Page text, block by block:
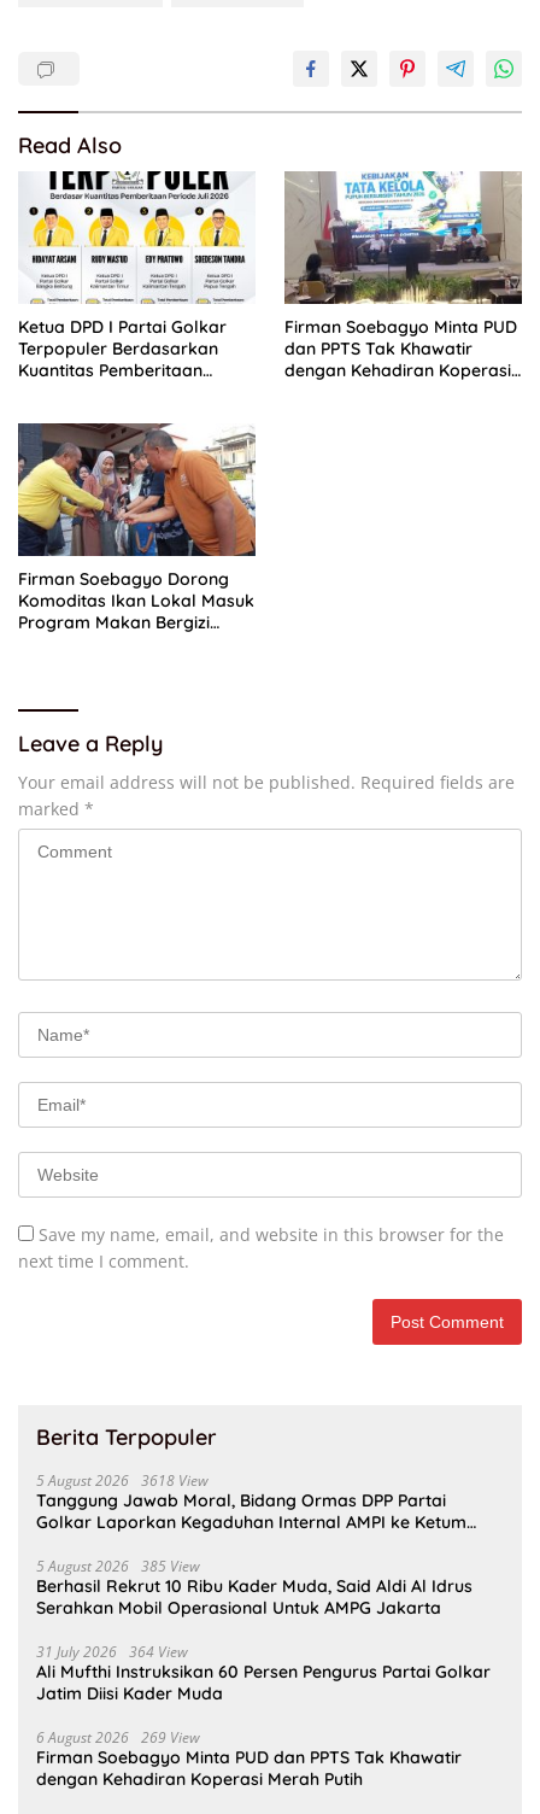
Read Also
Ketua DPD I Partai Golkar
Terpopuler Berdasarkan
Kuantitas Pemberitaan
Firman Soebagyo Minta PUD
dan PPTS Tak Khawatir
dengan Kehadiran Koperasi
Firman Soebagyo Dorong
Komoditas Ikan Lokal Masuk
Program Makan Bergizi
Leave a Reply
Your email address will not be published. Required fields are
marked *
Save my name, email, and website in this browser for the
next time I comment.
Berita Terpopuler
5 August 2026 3618 View
Tanggung Jawab Moral, Bidang Ormas DPP Partai
Golkar Laporkan Kegaduhan Internal AMPI ke Ketum
5 August 2026 385 View
Berhasil Rekrut 10 Ribu Kader Muda, Said Aldi Al Idrus
Serahkan Mobil Operasional Untuk AMPG Jakarta
31 July 2026 364 View
Ali Mufthi Instruksikan 60 Persen Pengurus Partai Golkar
Jatim Diisi Kader Muda
6 August 2026 269 View
Firman Soebagyo Minta PUD dan PPTS Tak Khawatir
dengan Kehadiran Koperasi Merah Putih